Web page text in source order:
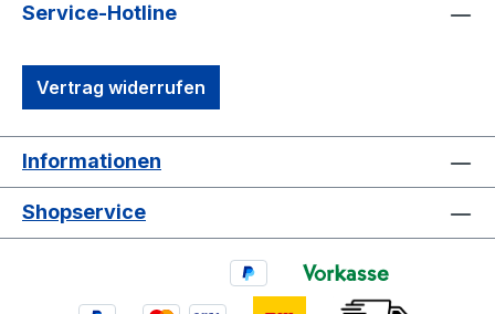
Service-Hotline
Vertrag widerrufen
Informationen
Shopservice